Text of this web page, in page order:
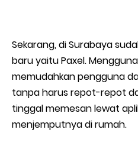
Sekarang, di Surabaya
baru yaitu Paxel.
memudahkan pengguna
tanpa harus repot-repot
tinggal memesan lewat
menjemputnya di rumah.